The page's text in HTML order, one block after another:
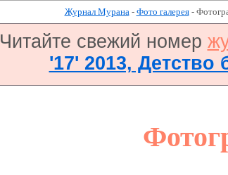
Журнал Мурана- Фото галерея-
Читайте свежий номер
'17' 2013, Детство